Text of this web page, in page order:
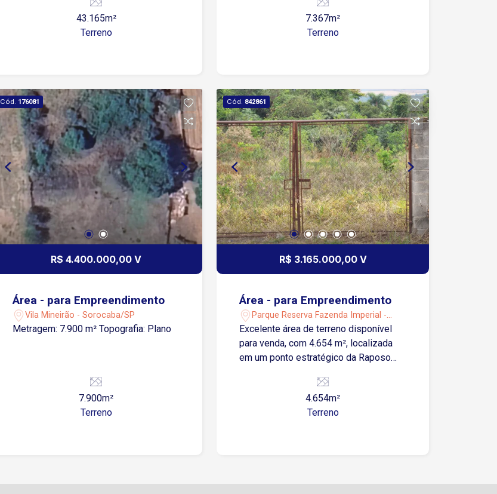
Éden, comércios, supermercados e ao
centro de Sorocaba.43.165m²
Terreno
7.367m²
Terreno
Cód. 176081
R$ 4.400.000,00 V
Área - para Empreendimento
Vila Mineirão - Sorocaba/SP
Metragem: 7.900 m² Topografia: Plano
7.900m²
Terreno
Cód. 842861
R$ 3.165.000,00 V
Área - para Empreendimento
Parque Reserva Fazenda Imperial -
Sorocaba/SP
Excelente área de terreno disponível
para venda, com 4.654 m², localizada
em um ponto estratégico da Raposo
condomínio Saint Patrick. Este terreno
possui grande potencial para diversos
tipos de empreendimentos, como
4.654m²
Terreno